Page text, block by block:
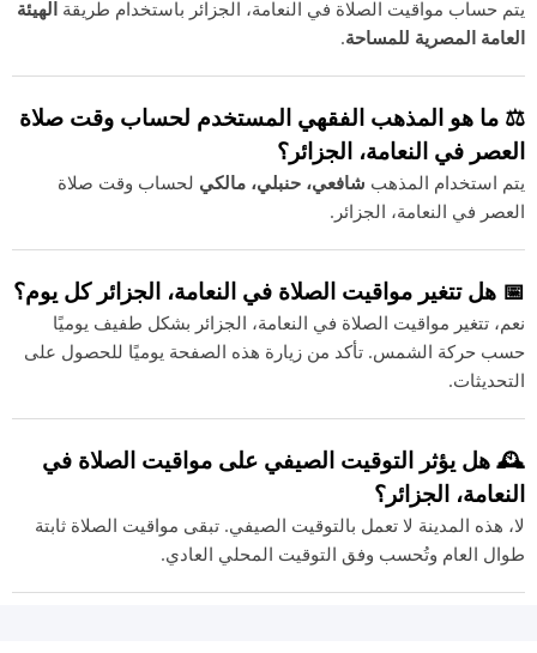
يتم حساب مواقيت الصلاة في النعامة، الجزائر باستخدام طريقة الهيئة
العامة المصرية للمساحة.
⚖️ ما هو المذهب الفقهي المستخدم لحساب وقت صلاة
العصر في النعامة، الجزائر؟
يتم استخدام المذهب شافعي، حنبلي، مالكي لحساب وقت صلاة
العصر في النعامة، الجزائر.
📅 هل تتغير مواقيت الصلاة في النعامة، الجزائر كل يوم؟
نعم، تتغير مواقيت الصلاة في النعامة، الجزائر بشكل طفيف يوميًا
حسب حركة الشمس. تأكد من زيارة هذه الصفحة يوميًا للحصول على
التحديثات.
🕰️ هل يؤثر التوقيت الصيفي على مواقيت الصلاة في
النعامة، الجزائر؟
لا، هذه المدينة لا تعمل بالتوقيت الصيفي. تبقى مواقيت الصلاة ثابتة
طوال العام وتُحسب وفق التوقيت المحلي العادي.